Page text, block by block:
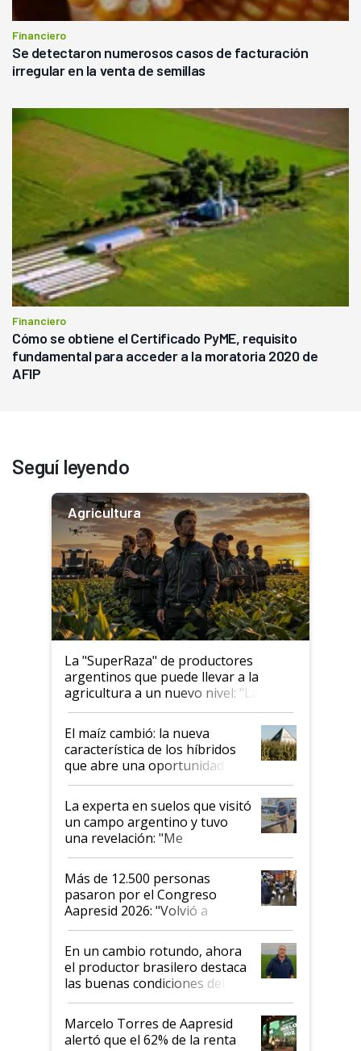
Financiero
Se detectaron numerosos casos de facturación
irregular en la venta de semillas
Financiero
Cómo se obtiene el Certificado PyME, requisito
fundamental para acceder a la moratoria 2020 de
AFIP
Seguí leyendo
Agricultura
La "SuperRaza" de productores
argentinos que puede llevar a la
agricultura a un nuevo nivel: "Las
posibilidades de crecimiento son
infinitas"
El maíz cambió: la nueva
característica de los híbridos
que abre una oportunidad en
el lote
La experta en suelos que visitó
un campo argentino y tuvo
una revelación: "Me
impresionó mucho"
Más de 12.500 personas
pasaron por el Congreso
Aapresid 2026: "Volvió a
demostrar que hablar del
suelo es hablar de todo el
sistema productivo"
En un cambio rotundo, ahora
el productor brasilero destaca
las buenas condiciones del
agro argentino para invertir:
"Los veo más motivados"
Marcelo Torres de Aapresid
alertó que el 62% de la renta